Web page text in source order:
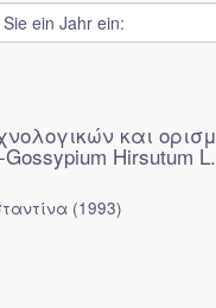
και
Hirsutum
(1993)